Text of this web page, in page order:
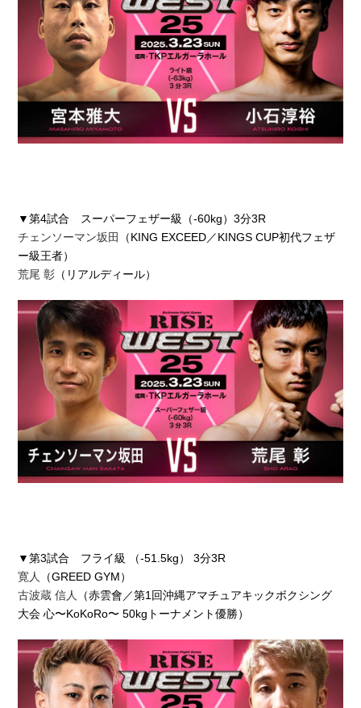
▼第4試合 スーパーフェザー級（-60kg）3分3R
チェンソーマン坂田
（KING EXCEED／KINGS CUP初代フェザ
ー級王者）
荒尾 彰 （リアルディール）
▼第3試合 フライ級 （-51.5kg） 3分3R
寛人
（GREED GYM）
古波蔵 信人
（赤雲會／第1回沖縄アマチュアキックボクシング
大会 心〜KoKoRo〜 50kgトーナメント優勝）